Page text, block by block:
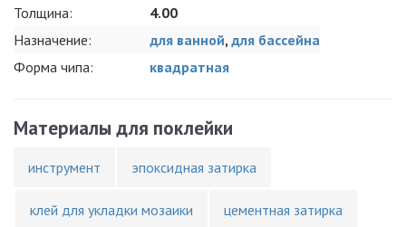
Толщина:
4.00
Назначение:
для ванной, для бассейна
Форма чипа:
квадратная
Материалы для поклейки
инструмент эпоксидная затирка
клей для укладки мозаики цементная затирка